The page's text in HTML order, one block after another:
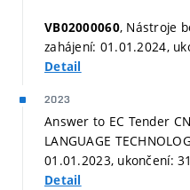
VB02000060, Nástroje
zahájení: 01.01.2024,
Detail
2023
Answer to EC Tender
LANGUAGE
01.01.2023, ukončení:
Detail